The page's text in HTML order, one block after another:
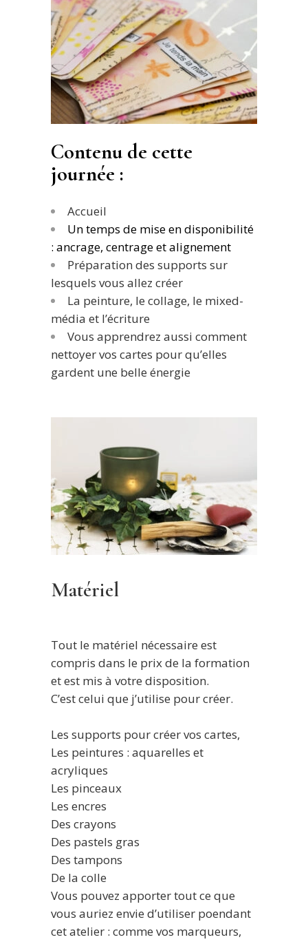
Contenu de cette
journée :
Accueil
Un temps de mise en disponibilité
: ancrage, centrage et alignement
Préparation des supports sur
lesquels vous allez créer
La peinture, le collage, le mixed-
média et l’écriture
Vous apprendrez aussi comment
nettoyer vos cartes pour qu’elles
gardent une belle énergie
Matériel
Tout le matériel nécessaire est
compris dans le prix de la formation
et est mis à votre disposition.
C’est celui que j’utilise pour créer.
Les supports pour créer vos cartes,
Les peintures : aquarelles et
acryliques
Les pinceaux
Les encres
Des crayons
Des pastels gras
Des tampons
De la colle
Vous pouvez apporter tout ce que
vous auriez envie d’utiliser poendant
cet atelier : comme vos marqueurs,